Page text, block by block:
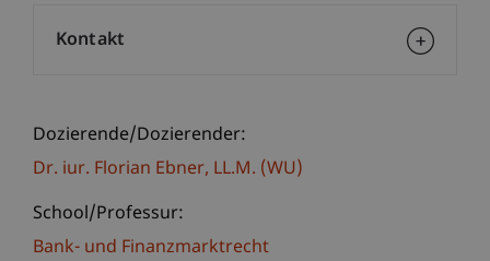
Dozierende/Dozierender:
Dr. iur. Florian Ebner LL.M. (WU)
School/Professur:
Bank- und Finanzmarktrecht
Kontakt